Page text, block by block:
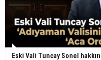
Eski Vali Tuncay Sonel